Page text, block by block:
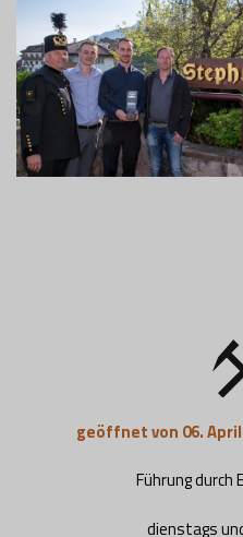
geöffnet von 06. April
Führung
dienstags